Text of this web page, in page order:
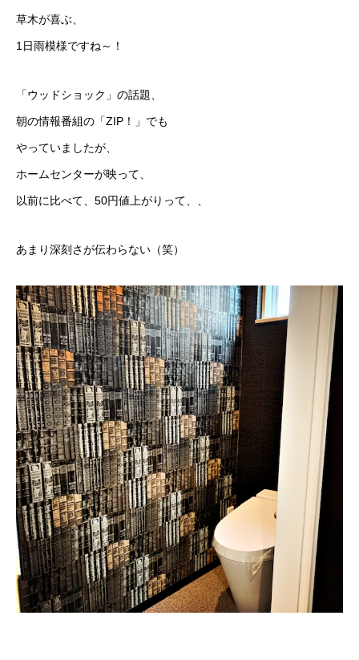
草木が喜ぶ、
1日雨模様ですね～！
「ウッドショック」の話題、
朝の情報番組の「ZIP！」でも
やっていましたが、
ホームセンターが映って、
以前に比べて、50円値上がりって、、
あまり深刻さが伝わらない（笑）